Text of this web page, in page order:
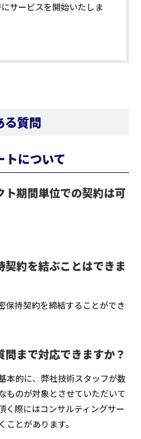
サービスを開始いたしま
る質問
トについて
ト期間単位での契約は可
契約を結ぶことはできま
保持契約を締結することができ
まで対応できますか？
本的に、弊社技術スタッフが数
ものが対象とさせていただいて
く際にはコンサルティングサー
とがあります。